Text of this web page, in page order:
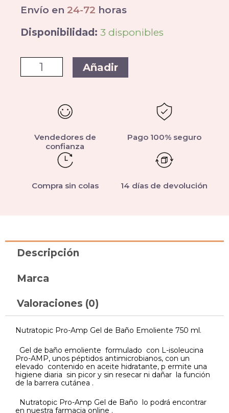
Envío en 24-72 horas
Disponibilidad: 3 disponibles
Añadir
Vendedores de
confianza
Pago 100% seguro
Compra sin colas 14 días de devolución
Descripción
Marca
Valoraciones (0)
Nutratopic Pro-Amp Gel de Baño Emoliente 750 ml.
Gel de baño emoliente formulado con L-isoleucina
Pro-AMP, unos péptidos antimicrobianos, con un
elevado contenido en aceite hidratante, p ermite una
higiene diaria sin picor y sin resecar ni dañar la función
de la barrera cutánea .
Nutratopic Pro-Amp Gel de Baño lo podrá encontrar
en nuestra farmacia online .